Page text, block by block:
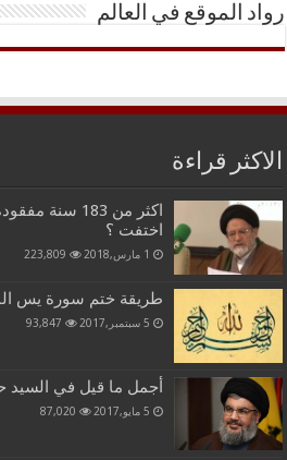
رواد الموقع في العالم
الاكثر قراءة
اكثر من 183
اختفت ؟
1 مارس,2018 223,809
طريقة ختم سورة يس
5 سبتمبر,2017 93,847
أجمل ما قيل في السيد
5 مايو,2017 87,020